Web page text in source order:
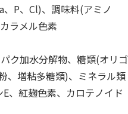
P、Cl)、調味料(アミノ
ラメル色素
ク加水分解物、糖類(オリゴ
、増粘多糖類)、ミネラル類
、紅麹色素、カロテノイド